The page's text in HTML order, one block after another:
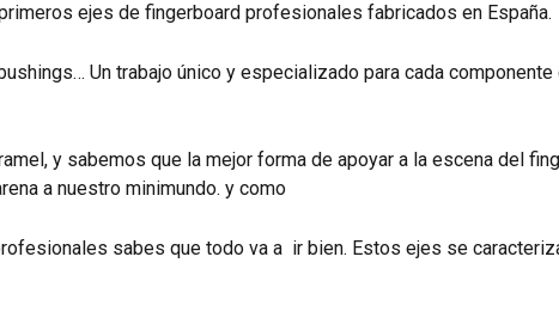
ejes de fingerboard profesionales fabricados en España.
Un trabajo único y especializado para cada
y sabemos que la mejor forma de apoyar a la escena del
a nuestro minimundo. y como
sabes que todo va a ir bien. Estos ejes se